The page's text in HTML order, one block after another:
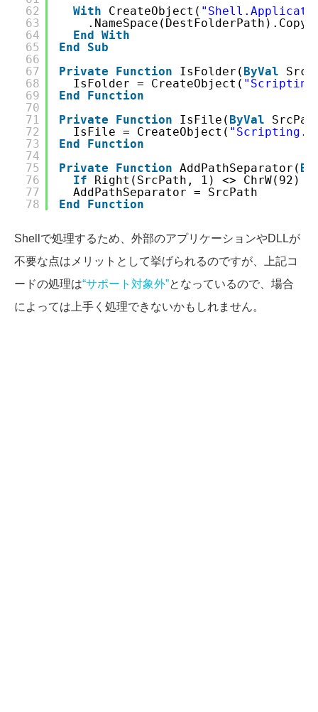
62
63
64
65
66
67
68
69
70
71
72
73
74
75
76
77
78
With
CreateObject(
End
With
End
Sub
Private
Function IsFolder( ByVal
IsFolder = CreateObject(
End
Function
Private
Function IsFile( ByVal
IsFile = CreateObject(
End
Function
Private
Function AddPathSeparator(
If
Right(SrcPath, 1) <> ChrW(92)
AddPathSeparator = SrcPath
End
Function
Shellで処理するため、外部のアプリケーションやDLLが
不要な点はメリットとして挙げられるのですが、上記コ
ードの処理は“サポート対象外”となっているので、場合
によっては上手く処理できないかもしれません。